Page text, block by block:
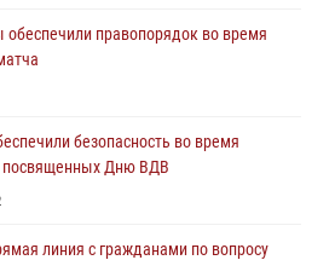
обеспечили правопорядок во время
безопасность во время
посвященных Дню ВДВ
линия с гражданами по вопросу